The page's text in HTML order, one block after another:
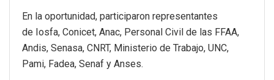
En la oportunidad, participaron representantes
de Iosfa, Conicet, Anac, Personal Civil de las FFAA,
Andis, Senasa, CNRT, Ministerio de Trabajo, UNC,
Pami, Fadea, Senaf y Anses.